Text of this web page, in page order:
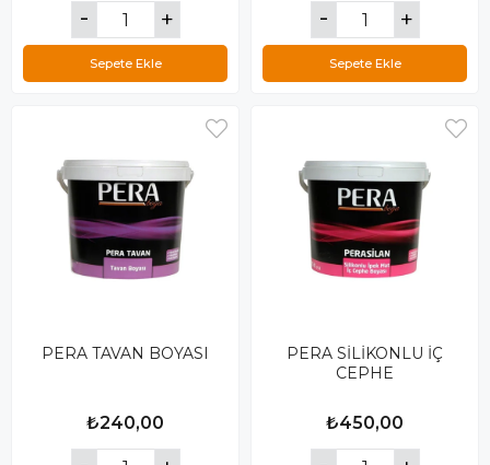
Sepete Ekle Sepete Ekle
PERA TAVAN BOYASI
₺240,00
PERA SİLİKONLU İÇ
CEPHE
₺450,00